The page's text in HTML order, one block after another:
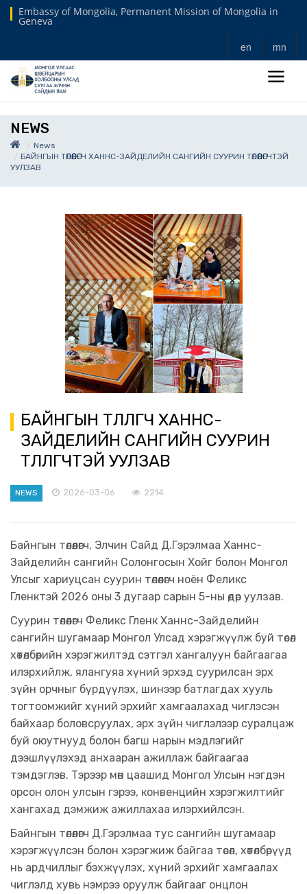
Embassy of Mongolia, Permanent Mission of Mongolia in
Geneva
en mn
NEWS
News
БАЙНГЫН ТӨЛӨӨЛӨГЧ ХАННС-ЗАЙДЕЛИЙН САНГИЙН СУУРИН ТӨЛӨӨЛӨГЧТЭЙ
УУЛЗАВ
БАЙНГЫН ТӨЛӨӨЛӨГЧ ХАННС-
ЗАЙДЕЛИЙН САНГИЙН СУУРИН
ТӨЛӨӨЛӨГЧТЭЙ УУЛЗАВ
NEWS 2026-03-06 2214
Байнгын төлөөлөгч, Элчин Сайд Д.Гэрэлмаа Ханнс-
Зайделийн сангийн Солонгосын Хойг болон Монгол
Улсыг хариуцсан суурин төлөөлөгч ноён Феликс
Гленктэй 2026 оны 3 дугаар сарын 5-ны өдөр уулзав.
Суурин төлөөлөгч Феликс Гленк Ханнс-Зайделийн
сангийн шугамаар Монгол Улсад хэрэгжүүлж буй төсөл
хөтөлбөрийн хэрэгжилтэд сэтгэл хангалуун байгаагаа
илэрхийлж, ялангуяа хүний эрхэд суурилсан эрх
зүйн орчныг бүрдүүлэх, шинээр батлагдах хууль
тогтоомжийг хүний эрхийг хамгаалахад чиглэсэн
байхаар боловсруулах, эрх зүйн чиглэлээр суралцаж
буй оюутнууд болон багш нарын мэдлэгийг
дээшлүүлэхэд анхааран ажиллаж байгаагаа
тэмдэглэв. Тэрээр мөн цаашид Монгол Улсын нэгдэн
орсон олон улсын гэрээ, конвенцийн хэрэгжилтийг
хангахад дэмжиж ажиллахаа илэрхийлсэн.
Байнгын төлөөлөгч Д.Гэрэлмаа тус сангийн шугамаар
хэрэгжүүлсэн болон хэрэгжиж байгаа төсөл, хөтөлбөрүүд
нь ардчиллыг бэхжүүлэх, хүний эрхийг хамгаалах
чиглэлд хувь нэмрээ оруулж байгааг онцлон